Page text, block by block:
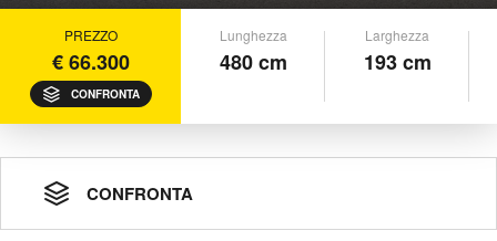
PREZZO
€ 66.300
CONFRONTA
Lunghezza
480 cm
Larghezza
193 cm
CONFRONTA